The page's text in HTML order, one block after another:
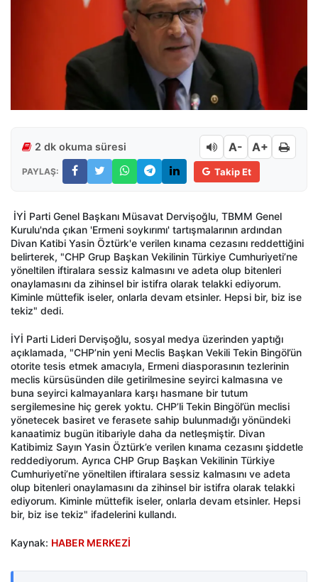
2 dk okuma süresi A- A+
PAYLAŞ: Takip Et
İYİ Parti Genel Başkanı Müsavat Dervişoğlu, TBMM Genel
Kurulu'nda çıkan 'Ermeni soykırımı' tartışmalarının ardından
Divan Katibi Yasin Öztürk'e verilen kınama cezasını reddettiğini
belirterek, "CHP Grup Başkan Vekilinin Türkiye Cumhuriyeti’ne
yöneltilen iftiralara sessiz kalmasını ve adeta olup bitenleri
onaylamasını da zihinsel bir istifra olarak telakki ediyorum.
Kiminle müttefik iseler, onlarla devam etsinler. Hepsi bir, biz ise
tekiz" dedi.
İYİ Parti Lideri Dervişoğlu, sosyal medya üzerinden yaptığı
açıklamada, "CHP’nin yeni Meclis Başkan Vekili Tekin Bingöl’ün
otorite tesis etmek amacıyla, Ermeni diasporasının tezlerinin
meclis kürsüsünden dile getirilmesine seyirci kalmasına ve
buna seyirci kalmayanlara karşı hasmane bir tutum
sergilemesine hiç gerek yoktu. CHP’li Tekin Bingöl’ün meclisi
yönetecek basiret ve ferasete sahip bulunmadığı yönündeki
kanaatimiz bugün itibariyle daha da netleşmiştir. Divan
Katibimiz Sayın Yasin Öztürk’e verilen kınama cezasını şiddetle
reddediyorum. Ayrıca CHP Grup Başkan Vekilinin Türkiye
Cumhuriyeti’ne yöneltilen iftiralara sessiz kalmasını ve adeta
olup bitenleri onaylamasını da zihinsel bir istifra olarak telakki
ediyorum. Kiminle müttefik iseler, onlarla devam etsinler. Hepsi
bir, biz ise tekiz" ifadelerini kullandı.
Kaynak: HABER MERKEZİ